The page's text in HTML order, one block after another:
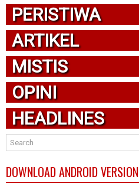
PERISTIWA
ARTIKEL
MISTIS
OPINI
HEADLINES
DOWNLOAD ANDROID VERSION